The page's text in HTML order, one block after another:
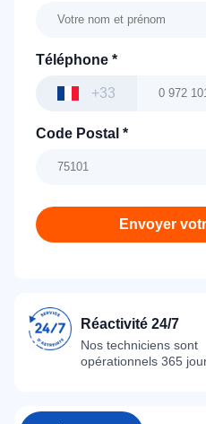
Téléphone *
+33
Code Postal *
Envoyer
Réactivité 24/7
Nos techniciens sont
opérationnels 365